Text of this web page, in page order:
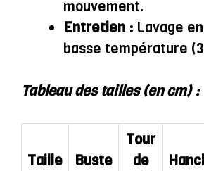
mouvement.
Entretien : Lavage
basse température
Tableau des tailles (en cm) :
Taille Buste
Tour
de